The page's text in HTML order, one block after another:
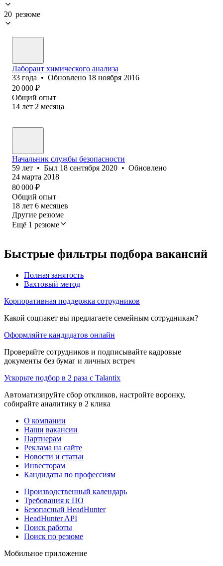
20 резюме
Лаборант химического анализа
33 года • Обновлено 18 ноября 2016
20 000 ₽
Общий опыт
14 лет 2 месяца
Начальник службы безопасности
59 лет • Был 18 сентября 2020 • Обновлено
24 марта 2018
80 000 ₽
Общий опыт
18 лет 6 месяцев
Другие резюме
Ещё 1 резюме
Быстрые фильтры подбора вакансий
Полная занятость
Вахтовый метод
Корпоративная поддержка сотрудников
Какой соцпакет вы предлагаете семейным сотрудникам?
Оформляйте кандидатов онлайн
Проверяйте сотрудников и подписывайте кадровые
документы без бумаг и личных встреч
Ускорьте подбор в 2 раза с Talantix
Автоматизируйте сбор откликов, настройте воронку,
собирайте аналитику в 2 клика
О компании
Наши вакансии
Партнерам
Реклама на сайте
Новости и статьи
Инвесторам
Кандидаты по профессиям
Производственный календарь
Требования к ПО
Безопасный HeadHunter
HeadHunter API
Поиск работы
Поиск по резюме
Мобильное приложение